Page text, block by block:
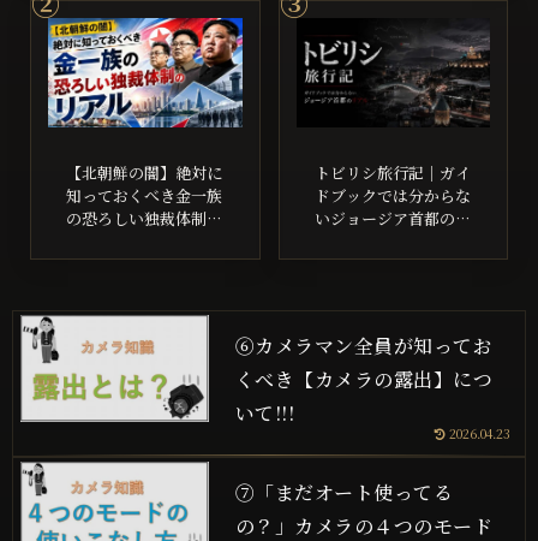
【北朝鮮の闇】絶対に
知っておくべき金一族
の恐ろしい独裁体制の
トビリシ旅行記｜ガイ
ドブックでは分からな
いジョージア首都のリ
⑥カメラマン全員が知ってお
くべき【カメラの露出】につ
いて!!!
2026.04.23
⑦「まだオート使ってる
の？」カメラの４つのモード